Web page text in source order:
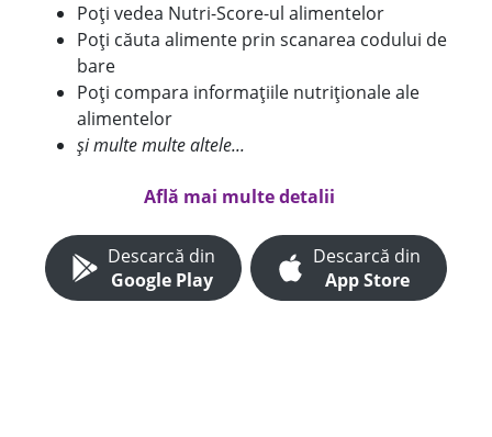
Poți vedea Nutri-Score-ul alimentelor
Poți căuta alimente prin scanarea codului de
bare
Poți compara informațiile nutriționale ale
alimentelor
și multe multe altele...
Află mai multe detalii
Descarcă din
Google Play
Descarcă din
App Store